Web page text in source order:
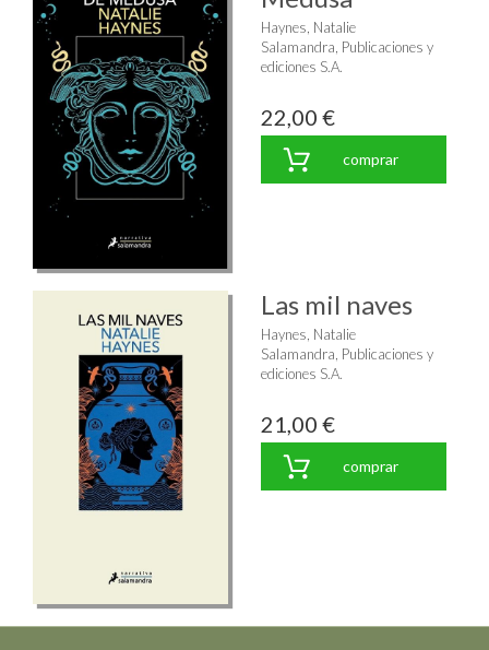
Haynes, Natalie
Salamandra, Publicaciones y
ediciones S.A.
22,00 €
comprar
Las mil naves
Haynes, Natalie
Salamandra, Publicaciones y
ediciones S.A.
21,00 €
comprar